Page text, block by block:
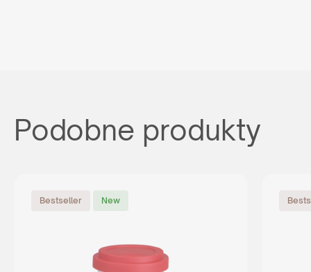
Podobne produkty
Bestseller New